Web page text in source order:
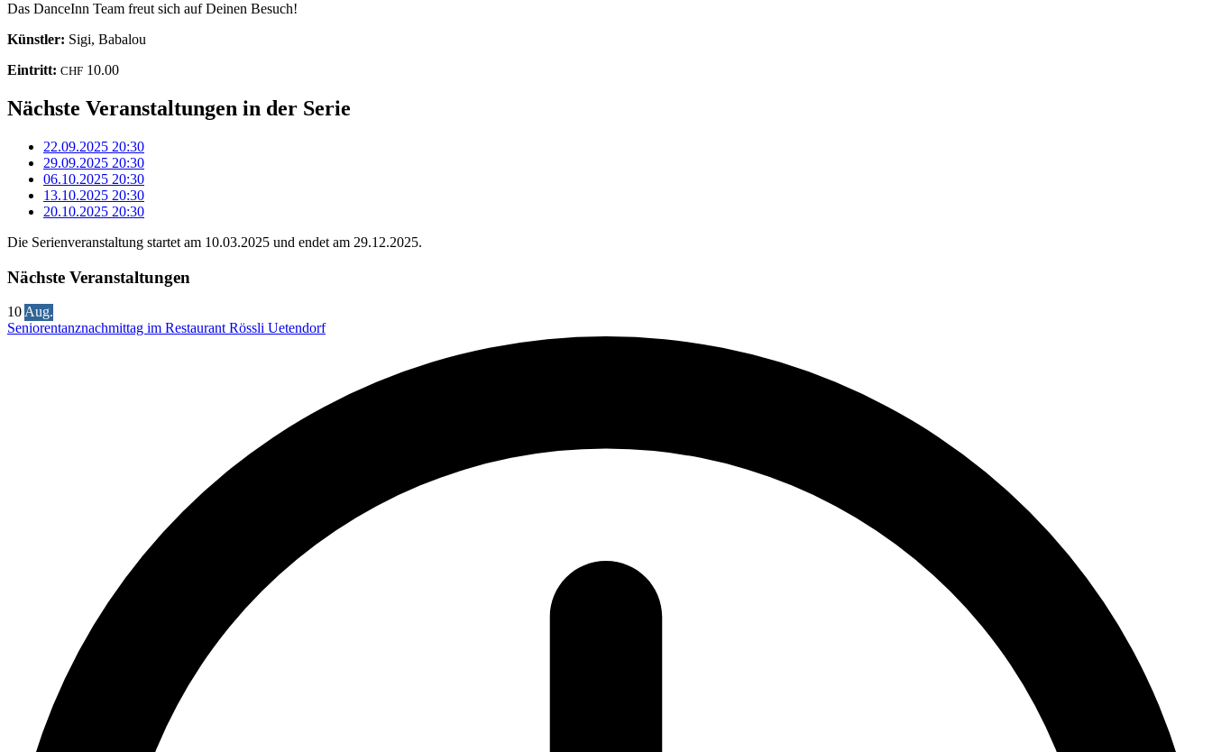
Das DanceInn Team freut sich auf Deinen Besuch!
Künstler: Sigi, Babalou
Eintritt: CHF 10.00
Nächste Veranstaltungen in der Serie
22.09.2025 20:30
29.09.2025 20:30
06.10.2025 20:30
13.10.2025 20:30
20.10.2025 20:30
Die Serienveranstaltung startet am 10.03.2025 und endet am 29.12.2025.
Nächste Veranstaltungen
10Aug.
Seniorentanznachmittag im Restaurant Rössli Uetendorf